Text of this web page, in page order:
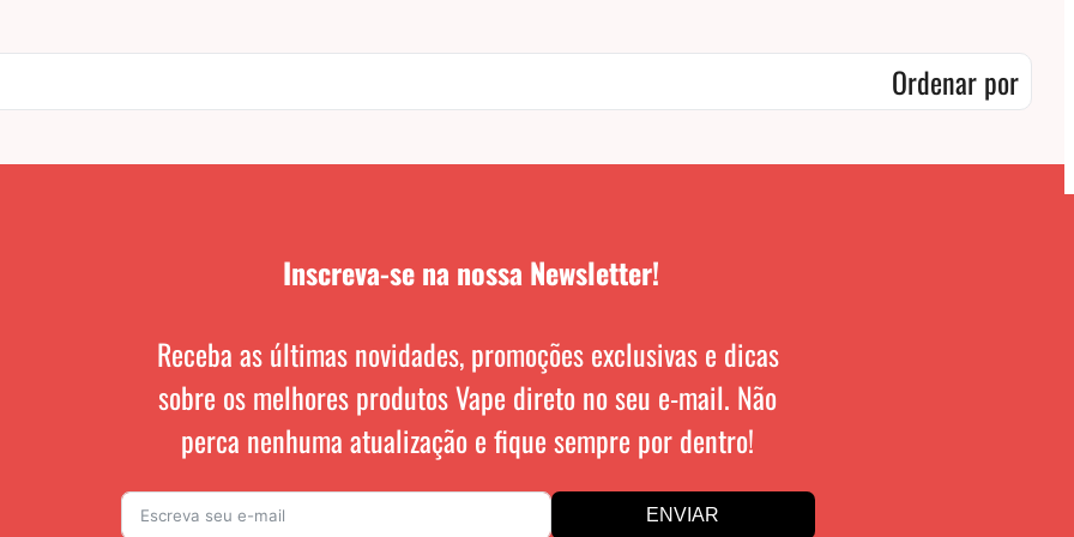
Ordenar por
Inscreva-se na nossa Newsletter!
Receba as últimas novidades, promoções exclusivas e dicas
sobre os melhores produtos Vape direto no seu e-mail. Não
perca nenhuma atualização e fique sempre por dentro!
ENVIAR